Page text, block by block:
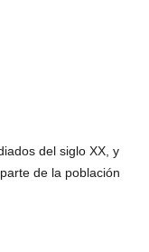
del siglo XX, y
de la población